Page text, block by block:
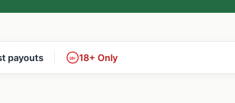
payouts 18+ 18+ Only